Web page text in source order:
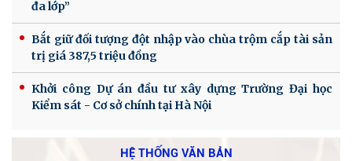
đa lớp”
Bắt giữ đối tượng đột nhập vào chùa trộm cắp tài sản
trị giá 387,5 triệu đồng
Khởi công Dự án đầu tư xây dựng Trường Đại học
Kiểm sát - Cơ sở chính tại Hà Nội
HỆ THỐNG VĂN BẢN